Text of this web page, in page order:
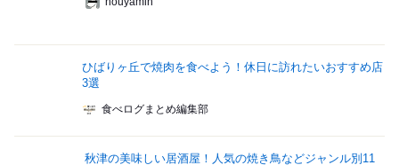
ひばりヶ丘で焼肉を食べよう！休日に訪れたいおすすめ店
3選
食べログまとめ編集部
秋津の美味しい居酒屋！人気の焼き鳥などジャンル別11